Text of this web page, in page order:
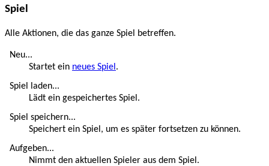
Spiel
Alle Aktionen, die das ganze Spiel betreffen.
Neu...
Startet ein neues Spiel .
Spiel laden...
Lädt ein gespeichertes Spiel.
Spiel speichern...
Speichert ein Spiel, um es später fortsetzen zu können.
Aufgeben...
Nimmt den aktuellen Spieler aus dem Spiel.